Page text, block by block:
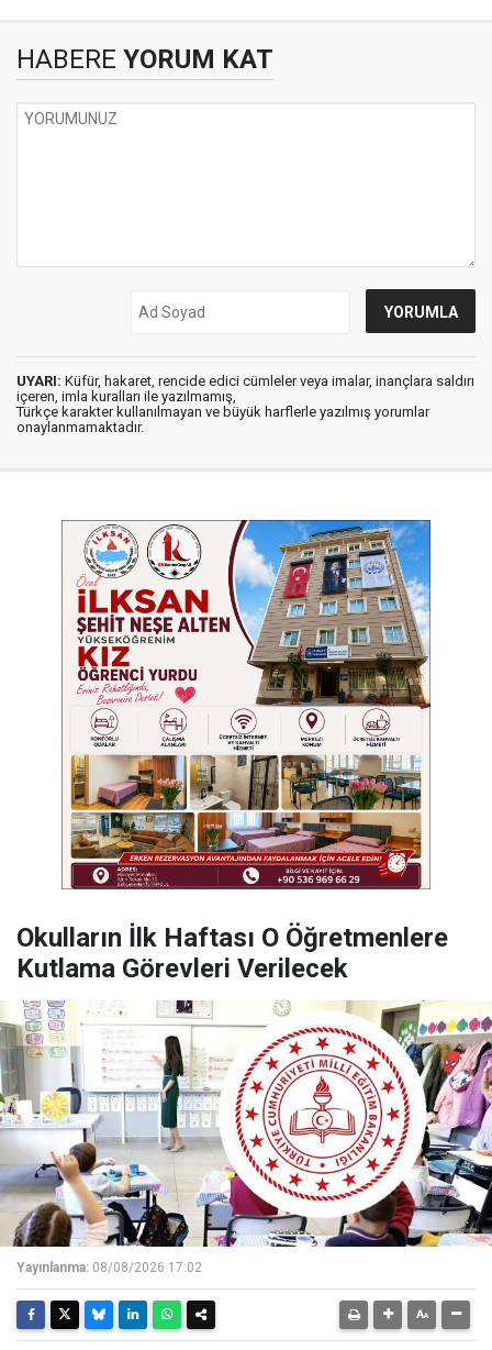
HABERE YORUM KAT
UYARI: Küfür, hakaret, rencide edici cümleler veya imalar, inançlara saldırı
içeren, imla kuralları ile yazılmamış,
Türkçe karakter kullanılmayan ve büyük harflerle yazılmış yorumlar
onaylanmamaktadır.
Okulların İlk Haftası O Öğretmenlere
Kutlama Görevleri Verilecek
Yayınlanma: 08/08/2026 17:02